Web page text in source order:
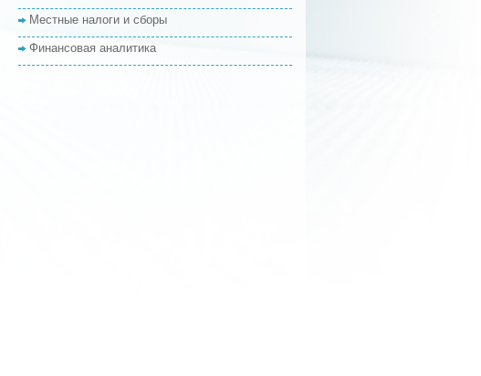
Местные налоги и сборы
Финансовая аналитика